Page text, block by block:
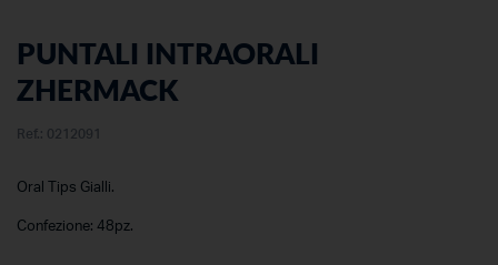
PUNTALI INTRAORALI
ZHERMACK
Ref.: 0212091
Oral Tips Gialli.
Confezione: 48pz.